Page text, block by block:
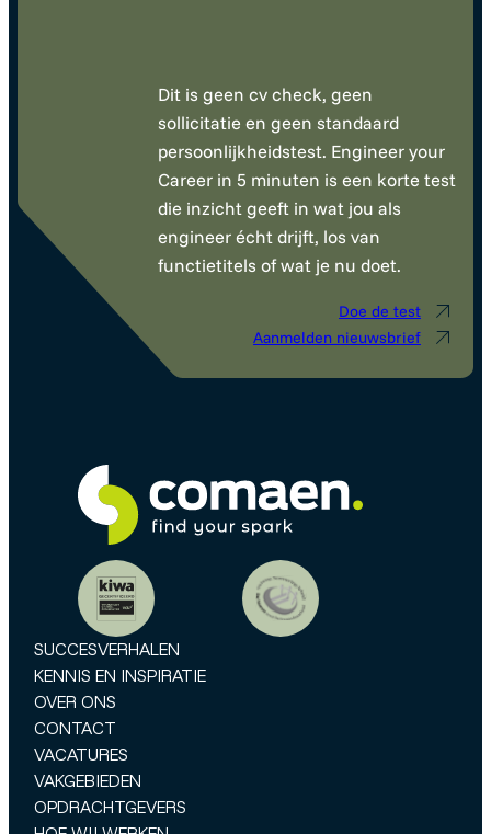
Dit is geen cv check, geen
sollicitatie en geen standaard
persoonlijkheidstest. Engineer your
Career in 5 minuten is een korte test
die inzicht geeft in wat jou als
engineer écht drijft, los van
functietitels of wat je nu doet.
Doe de test
Aanmelden nieuwsbrief
SUCCESVERHALEN
KENNIS EN INSPIRATIE
OVER ONS
CONTACT
VACATURES
VAKGEBIEDEN
OPDRACHTGEVERS